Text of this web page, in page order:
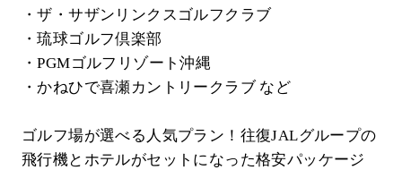
・ザ・サザンリンクスゴルフクラブ
・琉球ゴルフ倶楽部
・PGMゴルフリゾート沖縄
・かねひで喜瀬カントリークラブ など
ゴルフ場が選べる人気プラン！往復JALグループの
飛行機とホテルがセットになった格安パッケージ